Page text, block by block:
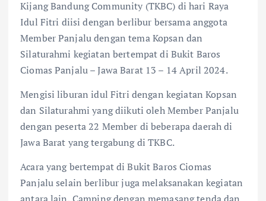
Kijang Bandung Community (TKBC) di hari Raya
Idul Fitri diisi dengan berlibur bersama anggota
Member Panjalu dengan tema Kopsan dan
Silaturahmi kegiatan bertempat di Bukit Baros
Ciomas Panjalu – Jawa Barat 13 – 14 April 2024.
Mengisi liburan idul Fitri dengan kegiatan Kopsan
dan Silaturahmi yang diikuti oleh Member Panjalu
dengan peserta 22 Member di beberapa daerah di
Jawa Barat yang tergabung di TKBC.
Acara yang bertempat di Bukit Baros Ciomas
Panjalu selain berlibur juga melaksanakan kegiatan